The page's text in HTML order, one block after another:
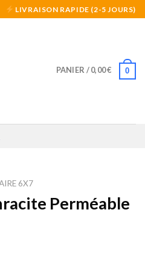
LIVRAISON RAPIDE (2-5 JOURS)
PANIER /0,00€ 0
6X7
Perméable